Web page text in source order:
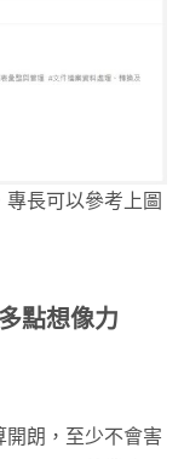
長可以參考上圖
點想像力
朗，至少不會害